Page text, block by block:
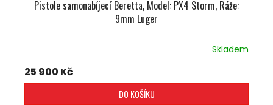
Pistole samonabíjecí Beretta, Model: PX4 Storm, Ráže:
9mm Luger
Skladem
25 900 Kč
DO KOŠÍKU